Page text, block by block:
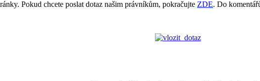
Pokud chcete poslat dotaz našim právníkům, pokračujte ZDE. Do